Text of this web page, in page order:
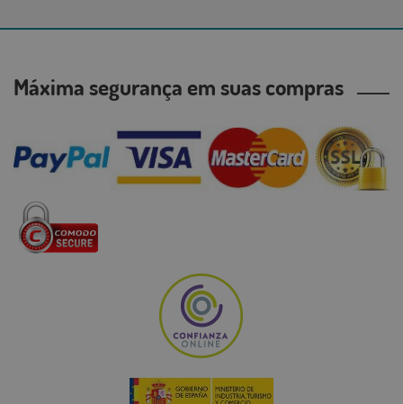
Máxima segurança em suas compras